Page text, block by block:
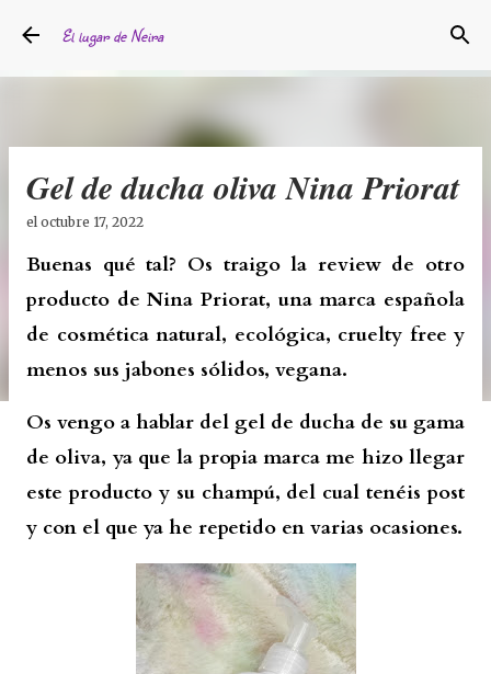
El lugar de Neira
Gel de ducha oliva Nina Priorat
el octubre 17, 2022
Buenas qué tal? Os traigo la review de otro
producto deNina Priorat, una marca española
de cosmética natural, ecológica, cruelty free y
menos sus jabones sólidos, vegana.
Os vengo a hablar del gel de ducha de su gama
de oliva, ya que la propia marca me hizo llegar
este producto y su champú, del cual tenéis post
y con el que ya he repetido en varias ocasiones.